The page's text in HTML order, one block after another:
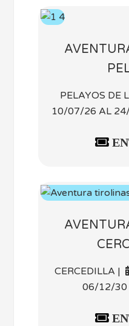
PELAYOS DE
10/07/26 AL
CERCEDILLA |
06/12/30